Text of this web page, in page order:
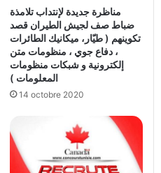
مناظرة جديدة لإنتداب تلامذة
ضباط صف لجيش الطيران قصد
تكوينهم ( طيّار، ميكانيك الطائرات
، دفاع جوي ، منظومات متن
إلكترونية و شبكات منظومات
المعلومات )
14 octobre 2020